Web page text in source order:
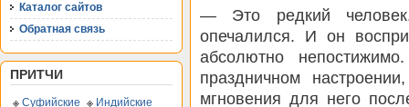
Каталог сайтов
Обратная связь
ПРИТЧИ
Суфийские
Индийские
— Это редкий
опечалился. И он
абсолютно
праздничном
мгновения для него